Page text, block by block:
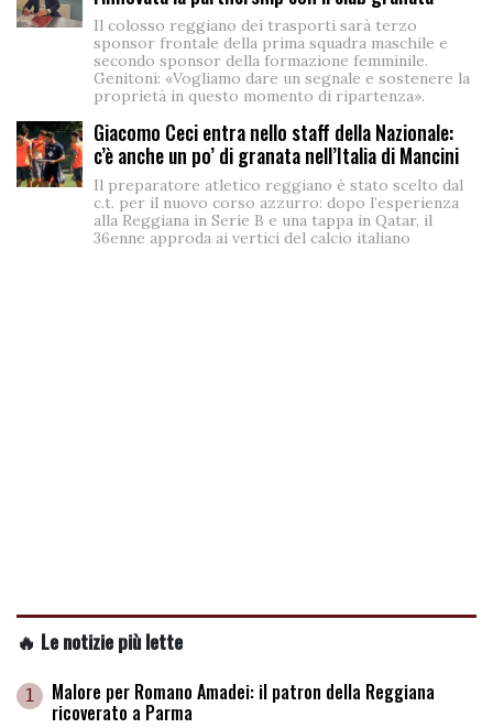
Il colosso reggiano dei trasporti sarà terzo
sponsor frontale della prima squadra maschile e
secondo sponsor della formazione femminile.
Genitoni: «Vogliamo dare un segnale e sostenere la
proprietà in questo momento di ripartenza».
Giacomo Ceci entra nello staff della Nazionale:
c’è anche un po’ di granata nell’Italia di Mancini
Il preparatore atletico reggiano è stato scelto dal
c.t. per il nuovo corso azzurro: dopo l’esperienza
alla Reggiana in Serie B e una tappa in Qatar, il
36enne approda ai vertici del calcio italiano
🔥 Le notizie più lette
1 Malore per Romano Amadei: il patron della Reggiana
ricoverato a Parma